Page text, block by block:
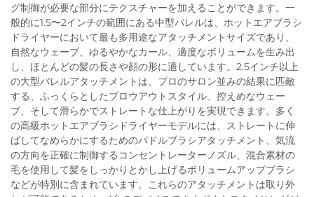
グ制御が必要な部分にテクスチャーを加えることができます。一
般的に1.5〜2インチの範囲にある中型バレルは、ホットエアブラシ
ドライヤーにおいて最も多用途なアタッチメントサイズであり、
自然なウェーブ、ゆるやかなカール、適度なボリュームを生み出
し、ほとんどの髪の長さや顔の形に適しています。2.5インチ以上
の大型バレルアタッチメントは、プロのサロン並みの結果に匹敵
する、ふっくらとしたブロウアウトスタイル、控えめなウェー
ブ、そして滑らかでストレートな仕上がりを実現できます。多く
の高級ホットエアブラシドライヤーモデルには、ストレートに伸
ばしてなめらかにするためのパドルブラシアタッチメント、気流
の方向を正確に制御するコンセントレーターノズル、混合素材の
毛を使用して髪をしっかりとかし上げるボリュームアップブラシ
などが特別に含まれています。これらのアタッチメントは取り外